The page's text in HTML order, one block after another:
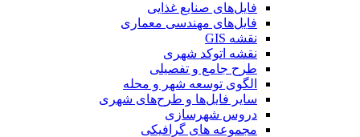
فایل‌های صنایع غذایی
فایل‌های مهندسی معماری
نقشه GIS
نقشه اتوکد شهری
طرح جامع و تفصیلی
الگوی توسعه شهر و محله
سایر فایل‌ها و طرح‌های شهری
دروس شهرسازی
مجموعه های گرافیکی